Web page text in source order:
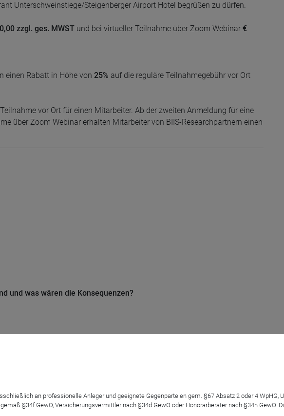
Unterschweinstiege/Steigenberger Airport Hotel begrüßen zu dürfen.
zzgl. ges. MWST und bei virtueller Teilnahme über Zoom Webinar €
einen Rabatt in Höhe von 25% auf die reguläre Teilnahmegebühr vor Ort
vor Ort für einen Mitarbeiter. Ab der zweiten Anmeldung für eine
über Zoom Webinar erhalten Mitarbeiter von BIIS-Researchpartnern einen
und was wären die Konsequenzen?
und Anlageklassen
an professionelle Anleger und geeignete Gegenparteien gem. §67 Absatz 2 oder 4 WpHG,
§34f GewO, Versicherungsvermittler nach §34d GewO oder Honorarberater nach §34h GewO.